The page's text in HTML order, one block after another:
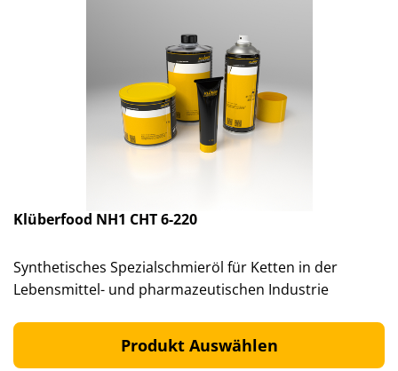
Klüberfood NH1 CHT 6-220
Synthetisches Spezialschmieröl für Ketten in der
Lebensmittel- und pharmazeutischen Industrie
Produkt Auswählen